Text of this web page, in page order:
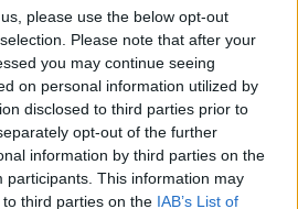
please use the below opt-out
Please note that after your
you may continue seeing
on personal information utilized by
disclosed to third parties prior to
opt-out of the further
information by third parties on the
participants. This information may
third parties on the IAB’s List of
Street!
Oh my god! Vendez-tout!
un homme (il montre ses
touristes, venez
chansons .pdf (PDF, 213 Ko)
Télécharger
Formats alternatifs: